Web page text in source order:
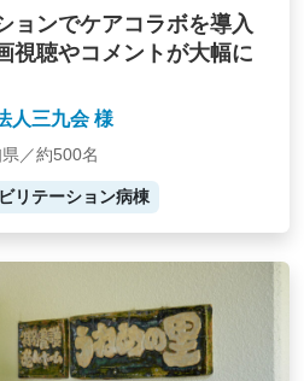
ョンでケアコラボを導入
視聴やコメントが大幅に
人三九会 様
／約500名
リテーション病棟